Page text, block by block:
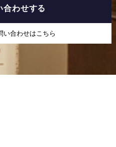
合わせする
い合わせはこちら